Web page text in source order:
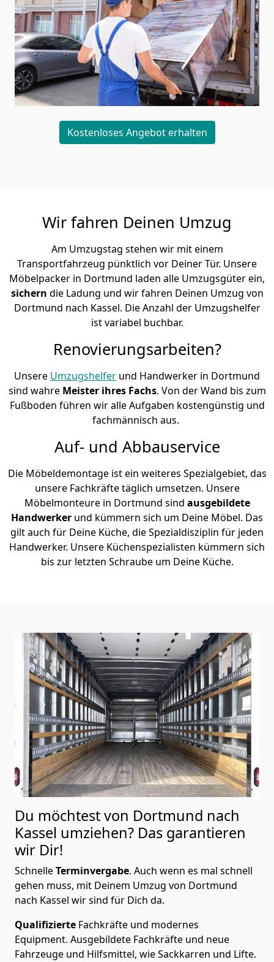
Kostenloses Angebot erhalten
Wir fahren Deinen Umzug
Am Umzugstag stehen wir mit einem
Transportfahrzeug pünktlich vor Deiner Tür. Unsere
Möbelpacker in Dortmund laden alle Umzugsgüter ein,
sichern die Ladung und wir fahren Deinen Umzug von
Dortmund nach Kassel. Die Anzahl der Umzugshelfer
ist variabel buchbar.
Renovierungsarbeiten?
Unsere Umzugshelfer und Handwerker in Dortmund
sind wahre Meister ihres Fachs. Von der Wand bis zum
Fußboden führen wir alle Aufgaben kostengünstig und
fachmännisch aus.
Auf- und Abbauservice
Die Möbeldemontage ist ein weiteres Spezialgebiet, das
unsere Fachkräfte täglich umsetzen. Unsere
Möbelmonteure in Dortmund sind ausgebildete
Handwerker und kümmern sich um Deine Möbel. Das
gilt auch für Deine Küche, die Spezialdisziplin für jeden
Handwerker. Unsere Küchenspezialisten kümmern sich
bis zur letzten Schraube um Deine Küche.
Du möchtest von Dortmund nach
Kassel umziehen? Das garantieren
wir Dir!
SchnelleTerminvergabe. Auch wenn es mal schnell
gehen muss, mit Deinem Umzug von Dortmund
nach Kassel wir sind für Dich da.
Qualifizierte Fachkräfte und modernes
Equipment. Ausgebildete Fachkräfte und neue
Fahrzeuge und Hilfsmittel, wie Sackkarren und Lifte.